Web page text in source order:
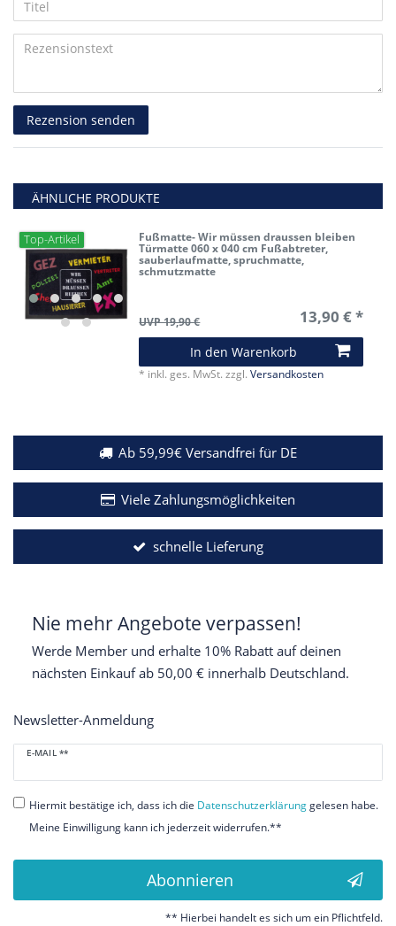
Bewertungssternen
Bewertungssternen
Bewertungssternen
Bewertungssternen
Bewertungssternen
Anzeigename
(optional)
Titel
Rezensionstext
Rezension senden
ÄHNLICHE PRODUKTE
Top-Artikel Fußmatte- Wir müssen draussen bleiben
Türmatte 060 x 040 cm Fußabtreter,
sauberlaufmatte, spruchmatte,
schmutzmatte
UVP 19,90 € 13,90 € *
In den Warenkorb
* inkl. ges. MwSt. zzgl.Versandkosten
Ab 59,99€ Versandfrei für DE
Viele Zahlungsmöglichkeiten
schnelle Lieferung
Nie mehr Angebote verpassen!
Werde Member und erhalte 10% Rabatt auf deinen
nächsten Einkauf ab 50,00 € innerhalb Deutschland.
Newsletter-Anmeldung
E-MAIL **
Newsletter
Honig
Hiermit bestätige ich, dass ich die Daten­schutz­erklärunggelesen habe.
Meine Einwilligung kann ich jederzeit widerrufen.**
Abonnieren
** Hierbei handelt es sich um ein Pflichtfeld.